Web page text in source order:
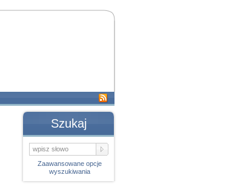
Szukaj
Zaawansowane opcje
wyszukiwania